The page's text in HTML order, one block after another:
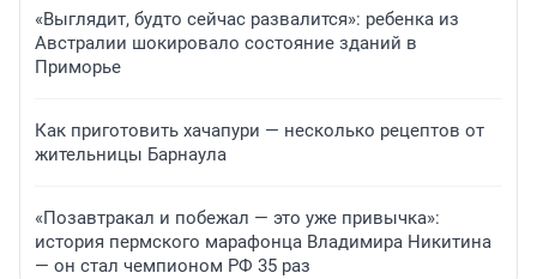
«Выглядит, будто сейчас развалится»: ребенка из
Австралии шокировало состояние зданий в
Приморье
Как приготовить хачапури — несколько рецептов от
жительницы Барнаула
«Позавтракал и побежал — это уже привычка»:
история пермского марафонца Владимира Никитина
— он стал чемпионом РФ 35 раз